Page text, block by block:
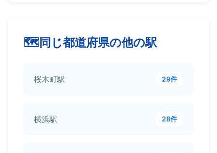
同じ都道府県の他の駅
桜木町駅 29件
横浜駅 28件